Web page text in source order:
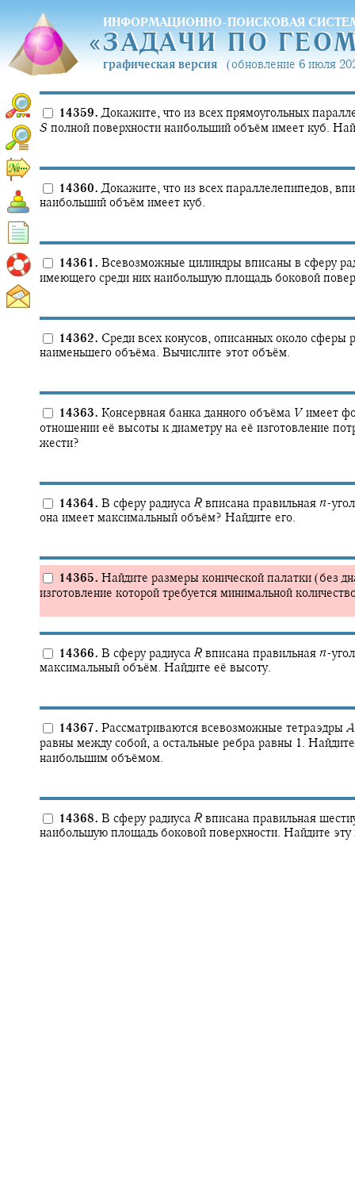
ИНФОРМАЦИОННО-ПОИСКОВАЯ
«ЗАДАЧИ ПО
«ЗАДАЧИ ПО
графическая версия (обновление 6 июля
14359. Докажите, что из всех прямоугольных
S полной поверхности наибольший объём имеет куб.
14360. Докажите, что из всех параллелепипедов,
наибольший объём имеет куб.
14361. Всевозможные цилиндры вписаны в сферу
имеющего среди них наибольшую площадь боковой
14362. Среди всех конусов, описанных около сферы
наименьшего объёма. Вычислите этот объём.
14363. Консервная банка данного объёма V имеет
отношении её высоты к диаметру на её изготовление
жести?
14364. В сферу радиуса R вписана правильная n-
она имеет максимальный объём? Найдите его.
14365. Найдите размеры конической палатки (без
изготовление которой требуется минимальной
14366. В сферу радиуса R вписана правильная n-
максимальный объём. Найдите её высоту.
14367. Рассматриваются всевозможные тетраэдры A
равны между собой, а остальные ребра равны 1.
наибольшим объёмом.
14368. В сферу радиуса R вписана правильная
наибольшую площадь боковой поверхности. Найдите